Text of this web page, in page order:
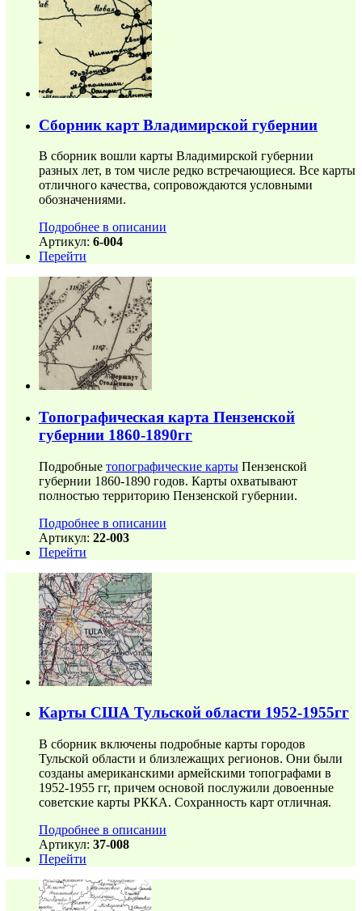
Сборник карт Владимирской губернии
В сборник вошли карты Владимирской губернии
разных лет, в том числе редко встречающиеся. Все карты
отличного качества, сопровождаются условными
обозначениями.
Подробнее в описании
Артикул: 6-004
Перейти
Топографическая карта Пензенской
губернии 1860-1890гг
Подробные топографические карты Пензенской
губернии 1860-1890 годов. Карты охватывают
полностью территорию Пензенской губернии.
Подробнее в описании
Артикул: 22-003
Перейти
Карты США Тульской области 1952-1955гг
В сборник включены подробные карты городов
Тульской области и близлежащих регионов. Они были
созданы американскими армейскими топографами в
1952-1955 гг, причем основой послужили довоенные
советские карты РККА. Сохранность карт отличная.
Подробнее в описании
Артикул: 37-008
Перейти